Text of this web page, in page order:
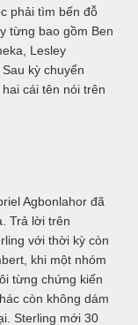
phải tìm bến đỗ
từng bao gồm Ben
Lesley
kỳ chuyển
cái tên nói trên
Agbonlahor đã
Trả lời trên
với thời kỳ còn
khi một nhóm
từng chứng kiến
còn không dám
Sterling mới 30